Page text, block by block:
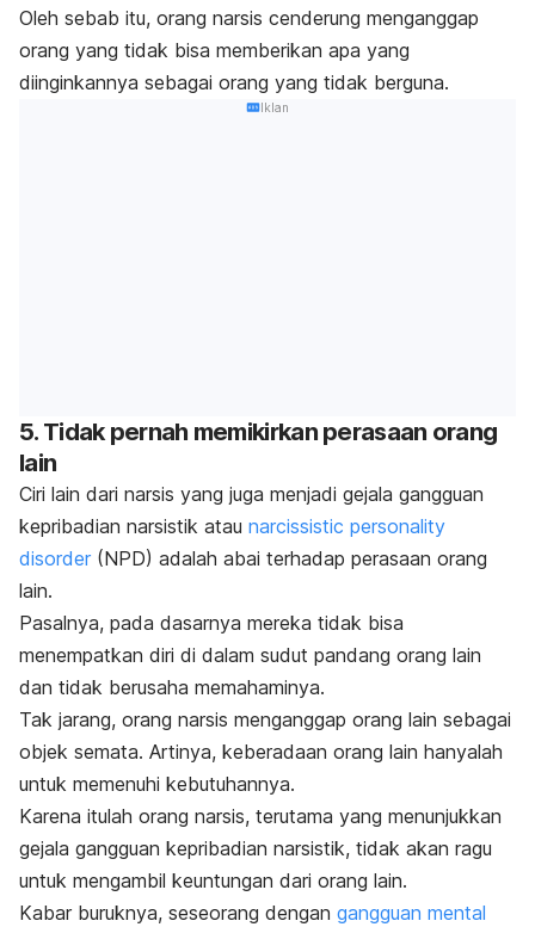
Oleh sebab itu, orang narsis cenderung menganggap
orang yang tidak bisa memberikan apa yang
diinginkannya sebagai orang yang tidak berguna.
Iklan
5. Tidak pernah memikirkan perasaan orang
lain
Ciri lain dari narsis yang juga menjadi gejala gangguan
kepribadian narsistik atau narcissistic personality
disorder (NPD) adalah abai terhadap perasaan orang
lain.
Pasalnya, pada dasarnya mereka tidak bisa
menempatkan diri di dalam sudut pandang orang lain
dan tidak berusaha memahaminya.
Tak jarang, orang narsis menganggap orang lain sebagai
objek semata. Artinya, keberadaan orang lain hanyalah
untuk memenuhi kebutuhannya.
Karena itulah orang narsis, terutama yang menunjukkan
gejala gangguan kepribadian narsistik, tidak akan ragu
untuk mengambil keuntungan dari orang lain.
Kabar buruknya, seseorang dengan gangguan mental